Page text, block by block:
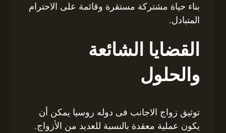
بناء حياة مشتركة مستقرة وقائمة على الاحترام
المتبادل.
القضايا الشائعة
والحلول
توثيق زواج الاجانب فى دوله روسيا يمكن أن
يكون عملية معقدة بالنسبة للعديد من الأزواج.